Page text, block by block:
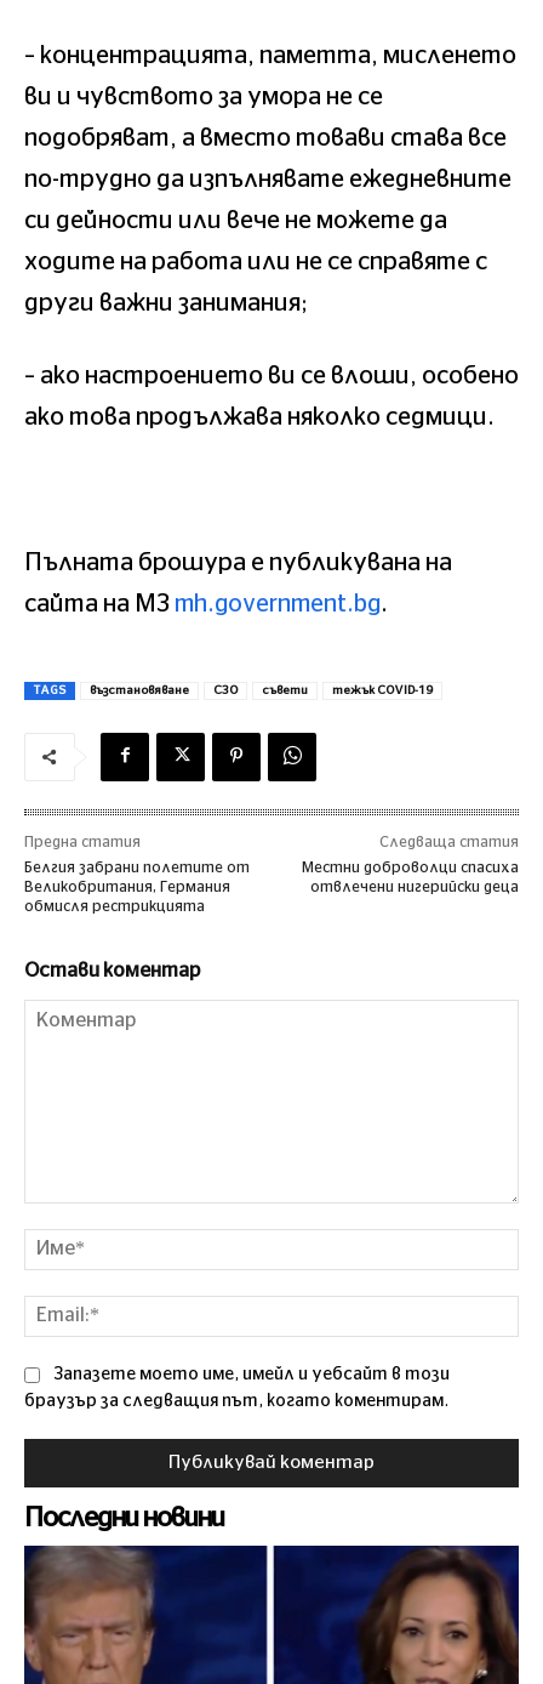
– концентрацията, паметта, мисленето
ви и чувството за умора не се
подобряват, а вместо товави става все
по-трудно да изпълнявате ежедневните
си дейности или вече не можете да
ходите на работа или не се справяте с
други важни занимания;
– ако настроението ви се влоши, особено
ако това продължава няколко седмици.
Пълната брошура е публикувана на
сайта на МЗ mh.government.bg.
TAGS възстановяване СЗО съвети тежък COVID-19
Предна статия
Белгия забрани полетите от
Великобритания, Германия
обмисля рестрикцията
Следваща статия
Местни доброволци спасиха
отвлечени нигерийски деца
Остави коментар
Запазете моето име, имейл и уебсайт в този
браузър за следващия път, когато коментирам.
Последни новини